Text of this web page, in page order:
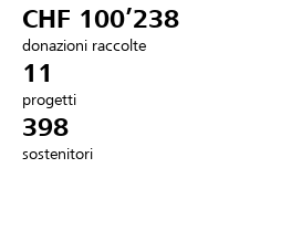
Collegarsi
CHF 100’238
donazioni raccolte
11
progetti
398
sostenitori